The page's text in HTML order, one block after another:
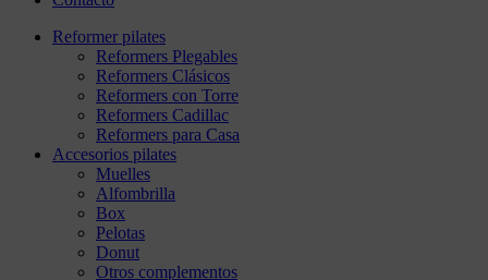
Reformer pilates
Reformers Plegables
Reformers Clásicos
Reformers con Torre
Reformers Cadillac
Reformers para Casa
Accesorios pilates
Muelles
Alfombrilla
Box
Pelotas
Donut
Otros complementos